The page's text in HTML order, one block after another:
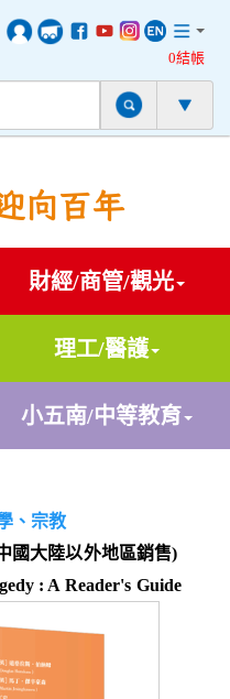
0結帳
向百年
財經/商管/觀光
理工/醫護
小五南/中等教育
、宗教
國大陸以外地區銷售)
: A Reader's Guide